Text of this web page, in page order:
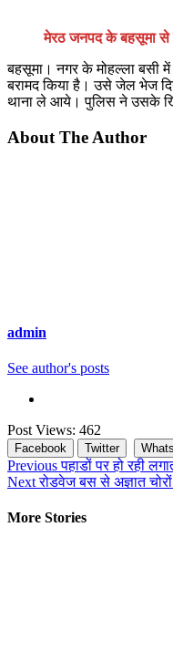
मेरठ जनपद के बहसूमा से
बहसूमा। नगर के मोहल्ला बसी
बरामद किया है। उसे जेल भेज
थाना ले आये। पुलिस ने उसके
About The Author
admin
See author's posts
Post Views: 462
Facebook Twitter
Continue
Reading
Previousपहाडों पर हो रही
Nextरोडवेज बस से अज्ञात
More Stories